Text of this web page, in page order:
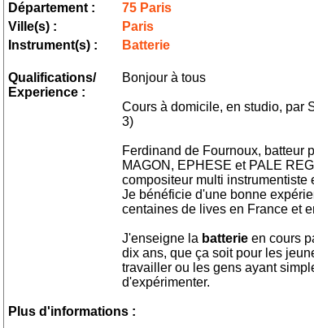
Département :
75 Paris
Ville(s) :
Paris
Instrument(s) :
Batterie
Qualifications/
Experience :
Bonjour à tous
Cours à domicile, en studio, par
3)
Ferdinand de Fournoux, batteur
MAGON, EPHESE et PALE
compositeur multi instrumentiste
Je bénéficie d'une bonne
centaines de lives en France et
J'enseigne la batterie en cours
dix ans, que ça soit pour les
travailler ou les gens ayant
d'expérimenter.
Plus d'informations :